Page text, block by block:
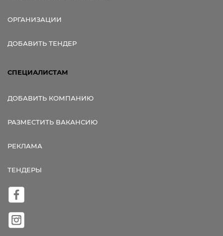
ОРГАНИЗАЦИИ
ДОБАВИТЬ ТЕНДЕР
СПЕЦИАЛИСТАМ
ДОБАВИТЬ КОМПАНИЮ
РАЗМЕСТИТЬ ВАКАНСИЮ
РЕКЛАМА
ТЕНДЕРЫ